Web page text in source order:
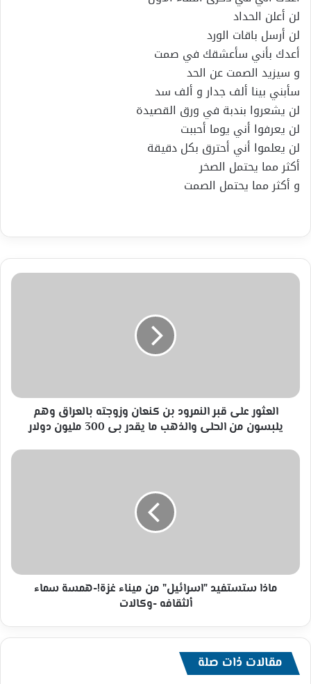
لن أعلن الحداد
لن أرسل باقات الورد
أعدك بأني سأعشقك في صمت
و سيزيد الصمت عن الحد
سأبني بينا ألف جدار و ألف سد
لن يشعروا بندبة في ورق القصيدة
لن يعرفوا أني يوما أحببت
لن يعلموا أني أحترق بكل دقيقة
أكثر مما يحتمل الصخر
و أكثر مما يحتمل الصمت
العثور
وهم
يلبسون
والذهب
العثور على قبر النمرود بن كنعان وزوجته بالعراق وهم
يلبسون من الحلى والذهب ما يقدر بى 300 مليون دولار
ماذا
ألثقافه
-وكالاتماذا ستستفيد "اسرائيل" من ميناء غزة!-همسة سماء
ألثقافه -وكالات
مقالات ذات صلة